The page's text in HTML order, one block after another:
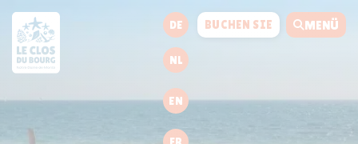
DE
NL
EN
FR
BUCHEN SIE MENÜ